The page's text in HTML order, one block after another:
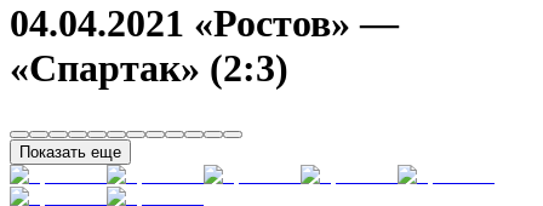
04.04.2021 «Ростов» —
«Спартак» (2:3)
Показать еще